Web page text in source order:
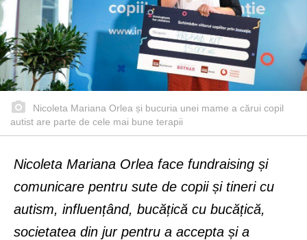
Nicoleta Mariana Orlea și bucuria unei mame a cărui copil
autist are parte de cele mai bune terapii
Nicoleta Mariana Orlea face fundraising și
comunicare pentru sute de copii și tineri cu
autism, influențând, bucățică cu bucățică,
societatea din jur pentru a accepta și a